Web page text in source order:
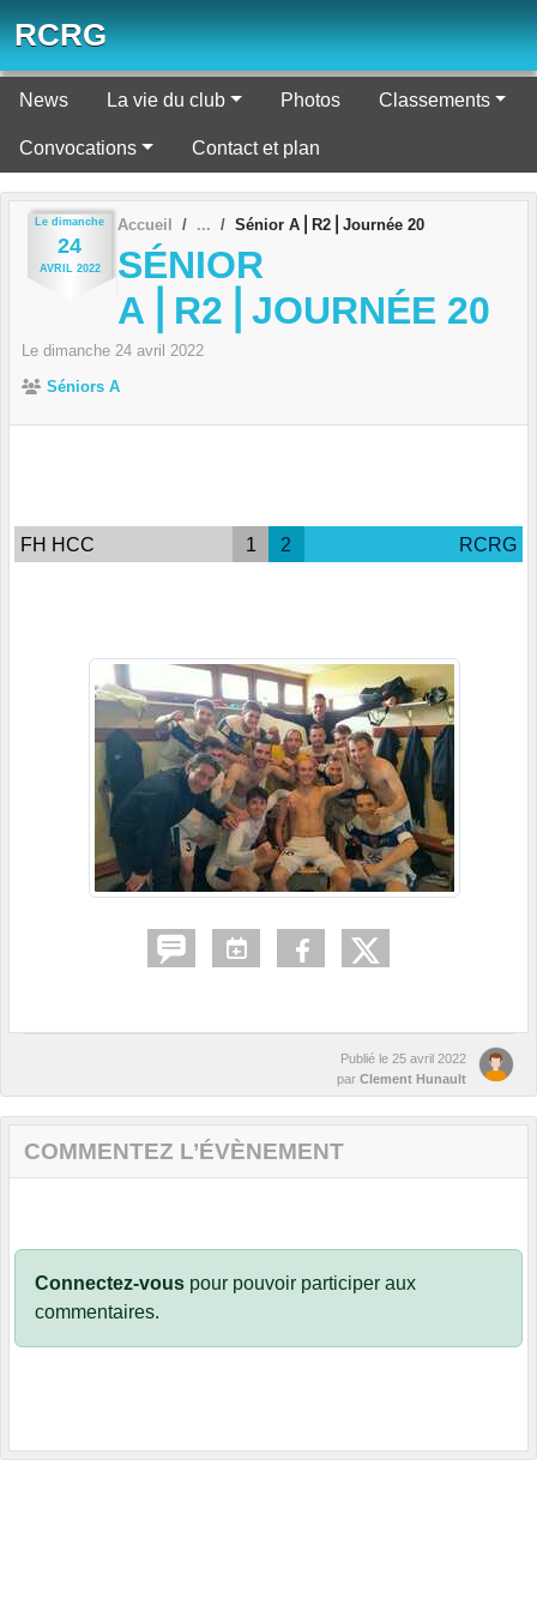
RCRG
News La vie du club Photos Classements
Convocations Contact et plan
Le dimanche
24
AVRIL 2022
Accueil Sénior A⎪R2⎪Journée 20
SÉNIOR
A⎪R2⎪JOURNÉE 20
Le dimanche 24 avril 2022
Séniors A
FH HCC 1 2 RCRG
Publié le 25 avril 2022
par Clement Hunault
COMMENTEZ L’ÉVÈNEMENT
Connectez-vous pour pouvoir participer aux
commentaires.